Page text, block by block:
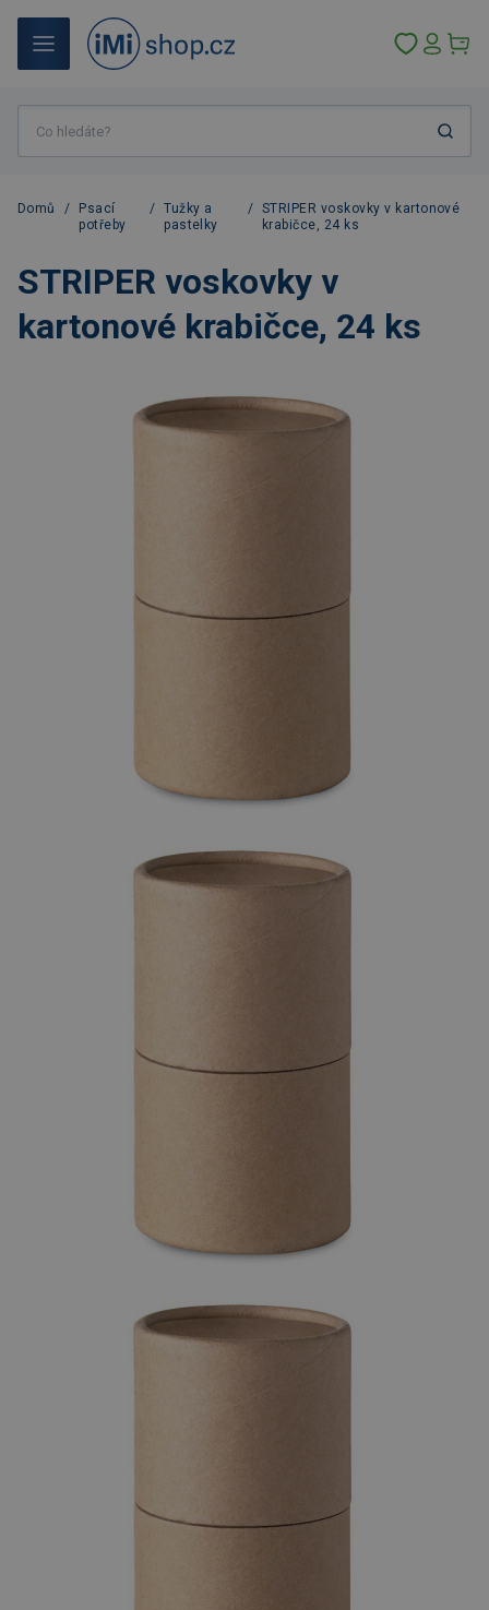
Domů /
Psací
potřeby
/ Tužky a
pastelky
/ STRIPER voskovky v kartonové
krabičce, 24 ks
STRIPER voskovky v
kartonové krabičce, 24 ks